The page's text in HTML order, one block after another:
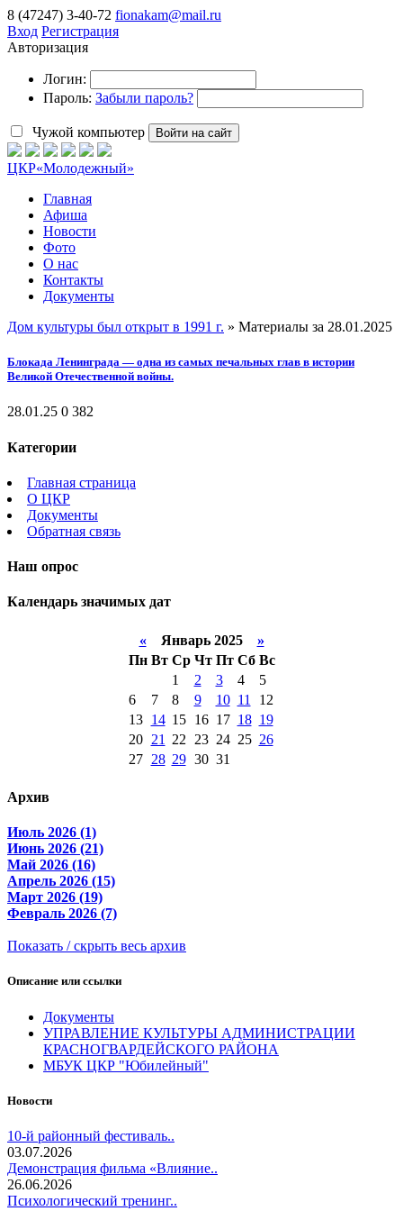
8 (47247) 3-40-72 fionakam@mail.ru
Вход Регистрация
Авторизация
Логин:
Пароль: Забыли пароль?
Чужой компьютер Войти на сайт
ЦКР«Молодежный»
Главная
Афиша
Новости
Фото
О нас
Контакты
Документы
Дом культуры был открыт в 1991 г. » Материалы за 28.01.2025
Блокада Ленинграда — одна из самых печальных глав в истории
Великой Отечественной войны.
28.01.25 0 382
Категории
Главная страница
О ЦКР
Документы
Обратная связь
Наш опрос
Календарь значимых дат
«Январь 2025 »
Пн Вт Ср Чт Пт Сб Вс
1
2 3 4
5
6
7 8 9 10 11
12
13
14 15 16 17 18 19
20
21 22 23 24 25 26
27
28 29 30 31
Архив
Июль 2026 (1)
Июнь 2026 (21)
Май 2026 (16)
Апрель 2026 (15)
Март 2026 (19)
Февраль 2026 (7)
Показать / скрыть весь архив
Описание или ссылки
Документы
УПРАВЛЕНИЕ КУЛЬТУРЫ АДМИНИСТРАЦИИ
КРАСНОГВАРДЕЙСКОГО РАЙОНА
МБУК ЦКР "Юбилейный"
Новости
10-й районный фестиваль..
03.07.2026
Демонстрация фильма «Влияние..
26.06.2026
Психологический тренинг..